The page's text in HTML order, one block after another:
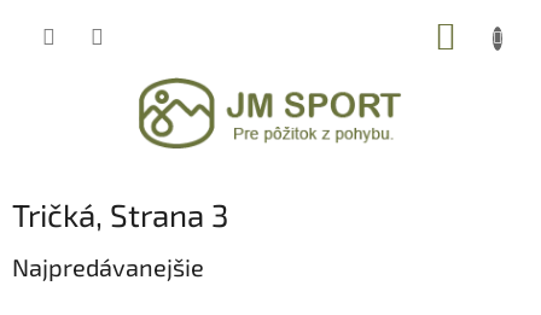
Tričká, Strana 3
Najpredávanejšie